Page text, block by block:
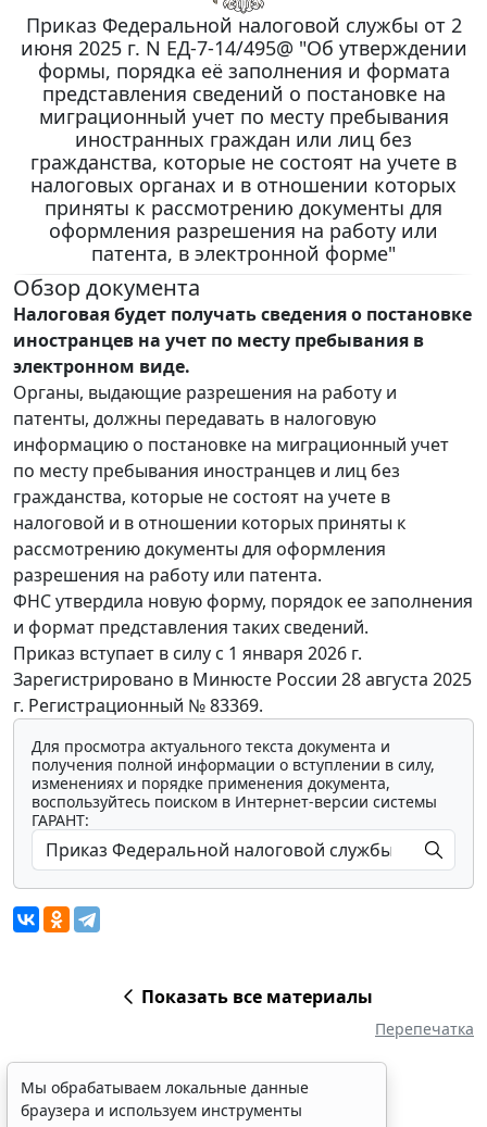
Приказ Федеральной налоговой службы от 2
июня 2025 г. N ЕД-7-14/495@ "Об утверждении
формы, порядка её заполнения и формата
представления сведений о постановке на
миграционный учет по месту пребывания
иностранных граждан или лиц без
гражданства, которые не состоят на учете в
налоговых органах и в отношении которых
приняты к рассмотрению документы для
оформления разрешения на работу или
патента, в электронной форме"
Обзор документа
Налоговая будет получать сведения о постановке
иностранцев на учет по месту пребывания в
электронном виде.
Органы, выдающие разрешения на работу и
патенты, должны передавать в налоговую
информацию о постановке на миграционный учет
по месту пребывания иностранцев и лиц без
гражданства, которые не состоят на учете в
налоговой и в отношении которых приняты к
рассмотрению документы для оформления
разрешения на работу или патента.
ФНС утвердила новую форму, порядок ее заполнения
и формат представления таких сведений.
Приказ вступает в силу с 1 января 2026 г.
Зарегистрировано в Минюсте России 28 августа 2025
г. Регистрационный № 83369.
Для просмотра актуального текста документа и
получения полной информации о вступлении в силу,
изменениях и порядке применения документа,
воспользуйтесь поиском в Интернет-версии системы
ГАРАНТ:
Показать все материалы
Перепечатка
Мы обрабатываем локальные данные
браузера и используем инструменты